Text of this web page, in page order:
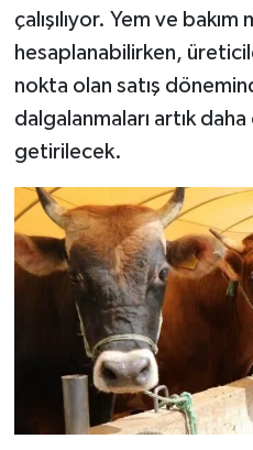
çalışılıyor. Yem ve
hesaplanabilirken,
nokta olan satış
dalgalanmaları artık
getirilecek.